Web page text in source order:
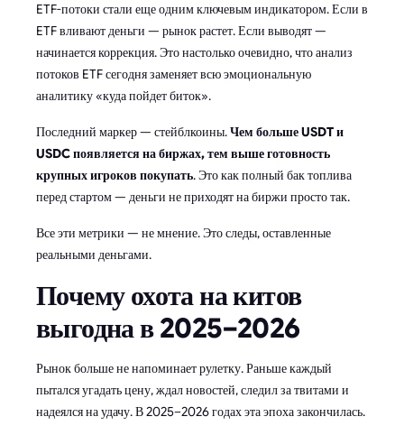
ETF-потоки стали еще одним ключевым индикатором. Если в
ETF вливают деньги — рынок растет. Если выводят —
начинается коррекция. Это настолько очевидно, что анализ
потоков ETF сегодня заменяет всю эмоциональную
аналитику «куда пойдет биток».
Последний маркер — стейблкоины.Чем больше USDT и
USDC появляется на биржах, тем выше готовность
крупных игроков покупать. Это как полный бак топлива
перед стартом — деньги не приходят на биржи просто так.
Все эти метрики — не мнение. Это следы, оставленные
реальными деньгами.
Почему охота на китов
выгодна в 2025–2026
Рынок больше не напоминает рулетку. Раньше каждый
пытался угадать цену, ждал новостей, следил за твитами и
надеялся на удачу. В 2025–2026 годах эта эпоха закончилась.